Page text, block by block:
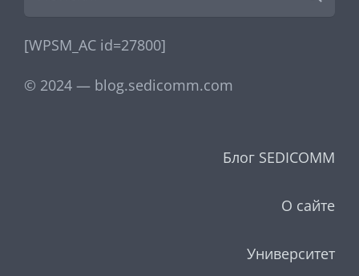
[WPSM_AC id=27800]
© 2024 — blog.sedicomm.com
Блог SEDICOMM
О сайте
Университет